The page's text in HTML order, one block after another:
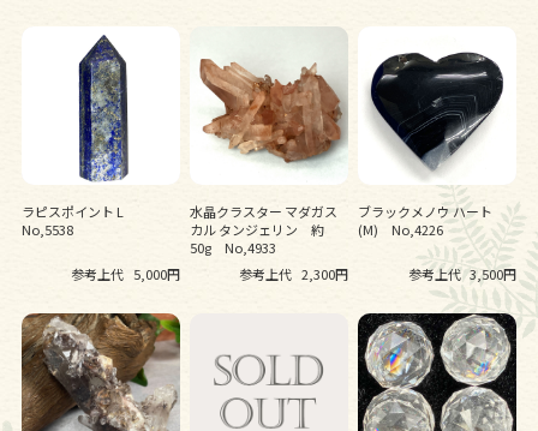
ラピスポイント L
No,5538
参考上代 5,000円
水晶クラスター マダガス
カル タンジェリン 約
50g No,4933
参考上代 2,300円
ブラックメノウ ハート
(M) No,4226
参考上代 3,500円